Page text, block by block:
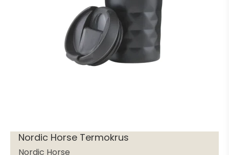
Nordic Horse Termokrus
Nordic Horse